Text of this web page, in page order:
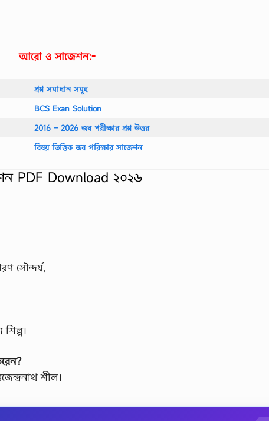
আরো ও সাজেশন:-
প্রশ্ন সমাধান সমূহ
BCS Exan Solution
2016 – 2026 জব পরীক্ষার প্রশ্ন উত্তর
বিষয় ভিত্তিক জব পরিক্ষার সাজেশন
PDF Download ২০২৬
সৌন্দর্য,
শীল।